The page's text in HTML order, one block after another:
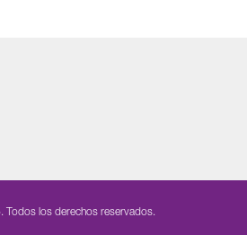
los derechos reservados.